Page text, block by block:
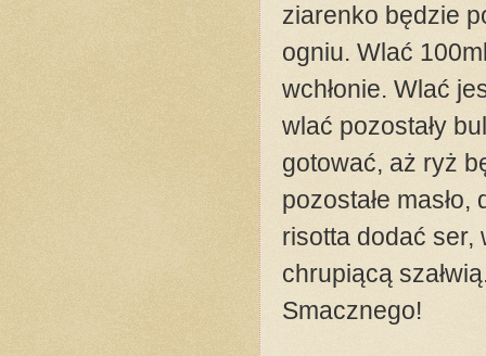
ziarenko będzie
ogniu. Wlać
wchłonie. Wlać
wlać pozostały
gotować, aż ryż
pozostałe
risotta dodać ser,
chrupiącą
Smacznego!